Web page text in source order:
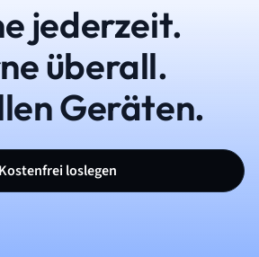
jederzeit.
überall.
Geräten.
Kostenfrei loslegen